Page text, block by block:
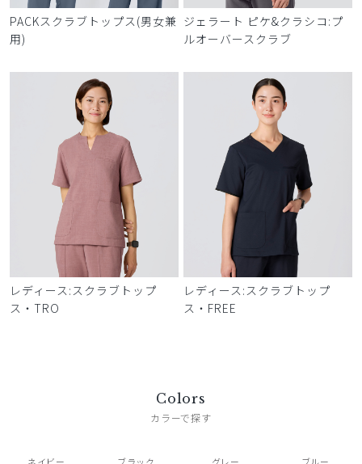
PACKスクラブトップス(男女兼
用)
ジェラート ピケ&クラシコ:プ
ルオーバースクラブ
レディース:スクラブトップ
ス・TRO
レディース:スクラブトップ
ス・FREE
Colors
カラーで探す